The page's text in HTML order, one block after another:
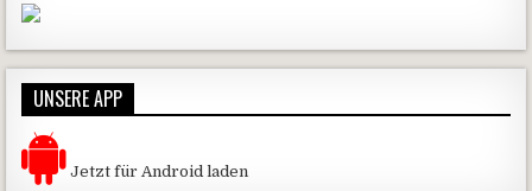
UNSERE APP
Jetzt für Android laden